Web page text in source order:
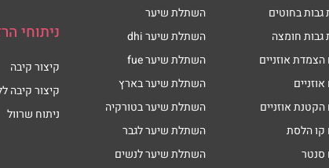
בחוטים
חומצה
הצמדת אוזניים
הקטנת אוזניים
קו הלסת
סנטר
השתלת שיער
השתלת שיער dhi
השתלת שיער fue
השתלת שיער בארץ
השתלת שיער בטורקיה
השתלת שיער לגבר
השתלת שיער לנשים
ניתוחי
קיצור קיבה
קיצור קיבה
ניתוח שרוול